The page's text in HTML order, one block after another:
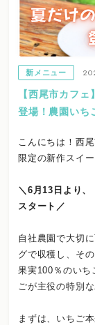
新メニュー
【西尾市カフ
登場！農園いち
こんにちは！西
限定の新作スイ
＼6月13日より
スタート／
自社農園で大切
グで収穫し、その
果実100％のいち
ごが主役の特別な
まずは、いちご